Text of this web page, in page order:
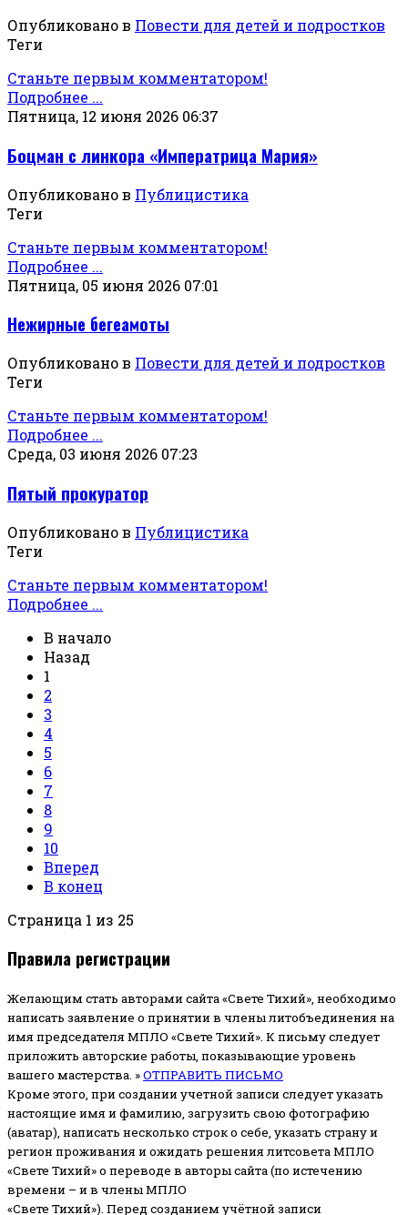
Опубликовано в Повести для детей и подростков
Теги
Станьте первым комментатором!
Подробнее ...
Пятница, 12 июня 2026 06:37
Боцман с линкора «Императрица Мария»
Опубликовано в Публицистика
Теги
Станьте первым комментатором!
Подробнее ...
Пятница, 05 июня 2026 07:01
Нежирные бегеамоты
Опубликовано в Повести для детей и подростков
Теги
Станьте первым комментатором!
Подробнее ...
Среда, 03 июня 2026 07:23
Пятый прокуратор
Опубликовано в Публицистика
Теги
Станьте первым комментатором!
Подробнее ...
В начало
Назад
1
2
3
4
5
6
7
8
9
10
Вперед
В конец
Страница 1 из 25
Правила регистрации
Желающим стать авторами сайта «Свете Тихий», необходимо
написать заявление о принятии в члены литобъединения на
имя председателя МПЛО «Свете Тихий». К письму следует
приложить авторские работы, показывающие уровень
вашего мастерства. »ОТПРАВИТЬ ПИСЬМО
Кроме этого, при создании учетной записи следует указать
настоящие имя и фамилию, загрузить свою фотографию
(аватар), написать несколько строк о себе, указать страну и
регион проживания и ожидать решения литсовета МПЛО
«Свете Тихий» о переводе в авторы сайта (по истечению
времени – и в члены МПЛО
«Свете Тихий»). Перед созданием учётной записи